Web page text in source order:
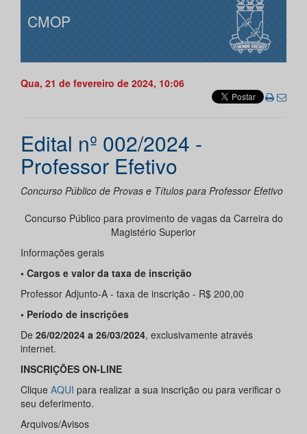
CMOP
Qua, 21 de fevereiro de 2024, 10:06
Edital nº 002/2024 -
Professor Efetivo
Concurso Público de Provas e Títulos para Professor Efetivo
Concurso Público para provimento de vagas da Carreira do
Magistério Superior
Informações gerais
• Cargos e valor da taxa de inscrição
Professor Adjunto-A - taxa de inscrição - R$ 200,00
• Período de inscrições
De 26/02/2024 a 26/03/2024, exclusivamente através
internet.
INSCRIÇÕES ON-LINE
Clique AQUI para realizar a sua inscrição ou para verificar o
seu deferimento.
Arquivos/Avisos